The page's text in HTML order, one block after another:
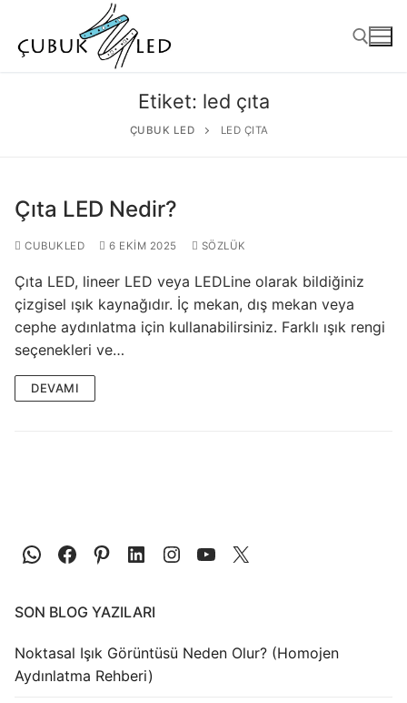
ANASAYFA
ÜRÜNLER
LED Modüller
Sabit Gerilim Şerit LED
Sabit Gerilim Çubuk LED
Sabit Akım Çubuk LED
Etiket: led çıta
ÇUBUK LED LED ÇITA
Çıta LED Nedir?
CUBUKLED 6 EKIM 2025 SÖZLÜK
Çıta LED, lineer LED veya LEDLine olarak bildiğiniz
çizgisel ışık kaynağıdır. İç mekan, dış mekan veya
cephe aydınlatma için kullanabilirsiniz. Farklı ışık rengi
seçenekleri ve…
DEVAMI
SON BLOG YAZILARI
Noktasal Işık Görüntüsü Neden Olur? (Homojen
Aydınlatma Rehberi)